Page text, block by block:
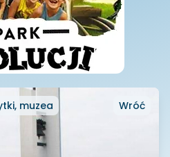
muzea Wróć